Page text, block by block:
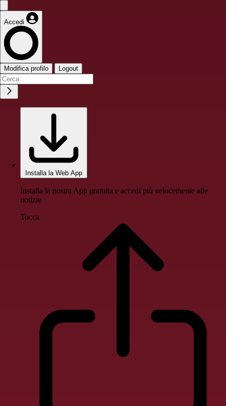
Accedi
Modifica profilo Logout
Installa la Web App
Installa la nostra App gratuita e accedi più velocemente alle
notizie
Tocca